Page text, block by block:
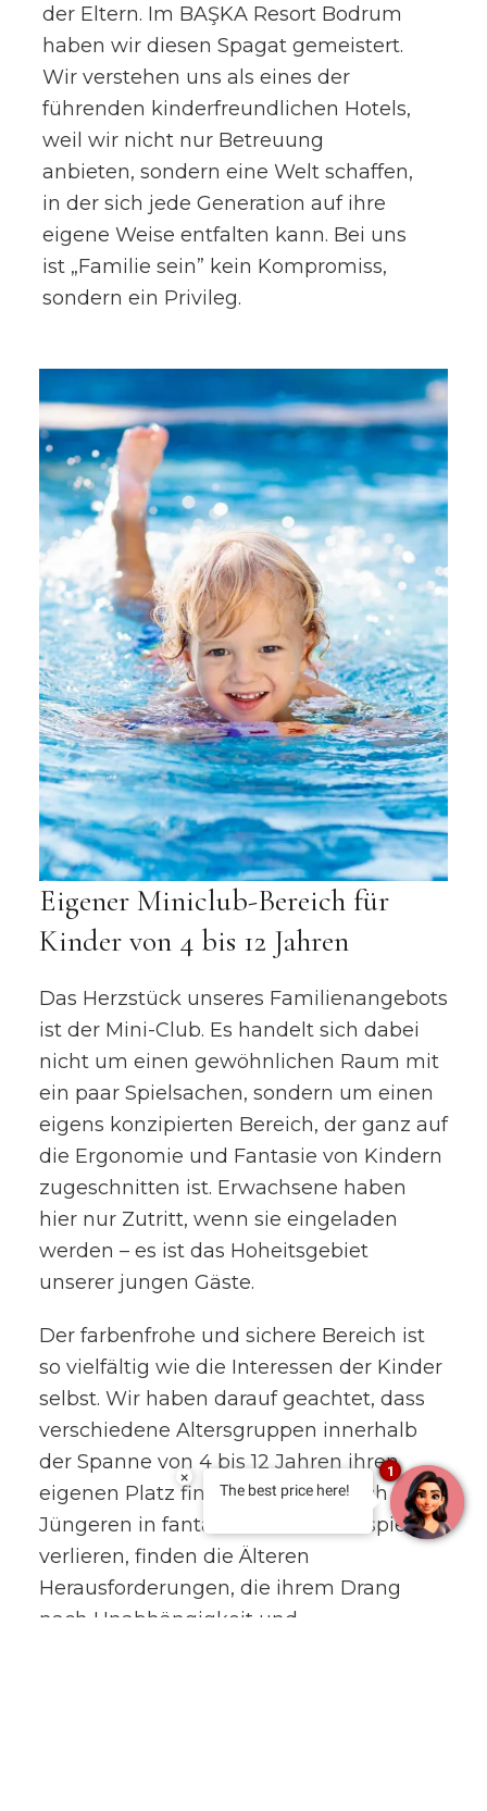
der Eltern. Im BAŞKA Resort Bodrum
haben wir diesen Spagat gemeistert.
Wir verstehen uns als eines der
führenden kinderfreundlichen Hotels,
weil wir nicht nur Betreuung
anbieten, sondern eine Welt schaffen,
in der sich jede Generation auf ihre
eigene Weise entfalten kann. Bei uns
ist „Familie sein” kein Kompromiss,
sondern ein Privileg.
Eigener Miniclub-Bereich für
Kinder von 4 bis 12 Jahren
Das Herzstück unseres Familienangebots
ist der Mini-Club. Es handelt sich dabei
nicht um einen gewöhnlichen Raum mit
ein paar Spielsachen, sondern um einen
eigens konzipierten Bereich, der ganz auf
die Ergonomie und Fantasie von Kindern
zugeschnitten ist. Erwachsene haben
hier nur Zutritt, wenn sie eingeladen
werden – es ist das Hoheitsgebiet
unserer jungen Gäste.
Der farbenfrohe und sichere Bereich ist
so vielfältig wie die Interessen der Kinder
selbst. Wir haben darauf geachtet, dass
verschiedene Altersgruppen innerhalb
der Spanne von 4 bis 12 Jahren ihren
eigenen Platz finden. Während sich die
Jüngeren in fantasievollen Rollenspielen
verlieren, finden die Älteren
Herausforderungen, die ihrem Drang
nach Unabhängigkeit und
×
The best price here!
1